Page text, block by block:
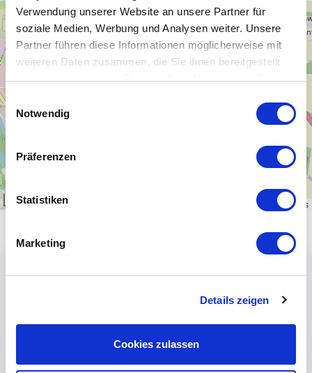
Verwendung unserer Website an unsere Partner für
soziale Medien, Werbung und Analysen weiter. Unsere
Partner führen diese Informationen möglicherweise mit
weiteren Daten zusammen, die Sie ihnen bereitgestellt
haben oder die sie im Rahmen Ihrer Nutzung der Dienste
Einwilligungsauswahl
Notwendig
Präferenzen
Statistiken
Marketing
Details zeigen
Cookies zulassen
+
−
1 km OpenStreetMap contributors